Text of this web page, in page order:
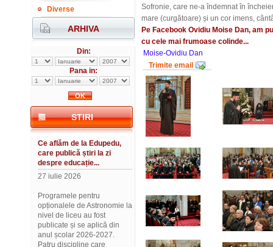
Diverse
ARHIVA
Din:
Pana in:
STIRI
Ce aflăm de la Edupedu,
care publică știri la zi
despre educație...
27 iulie 2026
Programele pentru
opționalele de Astronomie la
nivel de liceu au fost
publicate și se aplică din
anul școlar 2026-2027.
Patru discipline care
Sofronie, care ne-a îndemnat în
mare (curgătoare) și un cor imens,
Pe Facebook Ovidiu Moise Dan, am
cu cele mai frumoase colinde...
Moise-Ovidiu Dan
Trimite email